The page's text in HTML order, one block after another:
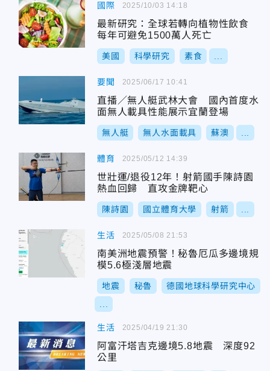
國際
最新研究：全球若轉向植物性飲食
每年可避免1500萬人死亡
美國 科學研究 素食
2025/10/03 14:18
要聞
直播／無人艇武林大會 國內首度水
面無人載具性能展示宜蘭登場
無人艇 無人水面載具 蘇澳
2025/06/17 10:41
體育
世壯運/退役12年！射箭國手陳詩園
熱血回歸 直攻金牌靶心
陳詩園 國立體育大學 射箭
2025/05/12 14:39
生活
南美洲地震預警！秘魯厄瓜多邊境規
模5.6極淺層地震
地震 秘魯 德國地球科學研究中心
2025/05/08 21:53
生活
阿富汗塔吉克邊境5.8地震 深度92
公里
2025/04/19 21:30